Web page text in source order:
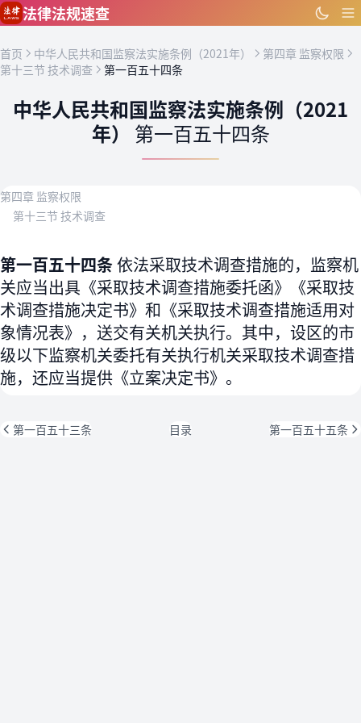
跳到主要内容
法律法规速查
首页 中华人民共和国监察法实施条例（2021年）
第四章 监察权限
第十三节 技术调查
第一百五十四条
中华人民共和国监察法实施条例（2021
年） 第一百五十四条
第四章 监察权限
第十三节 技术调查
第一百五十四条依法采取技术调查措施的，监察机
关应当出具《采取技术调查措施委托函》《采取技
术调查措施决定书》和《采取技术调查措施适用对
象情况表》，送交有关机关执行。其中，设区的市
级以下监察机关委托有关执行机关采取技术调查措
施，还应当提供《立案决定书》。
第一百五十三条 目录 第一百五十五条